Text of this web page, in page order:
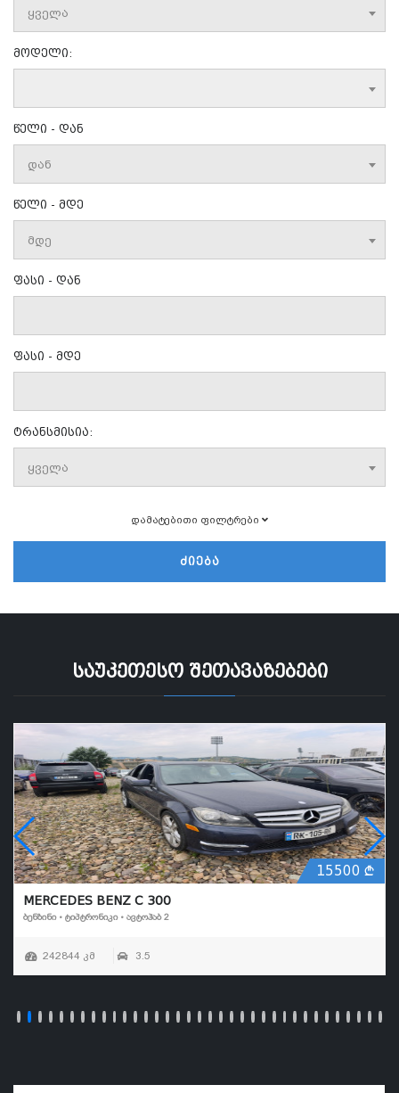
ყველა
მოდელი:
წელი - დან
დან
წელი - მდე
მდე
ფასი - დან
ფასი - მდე
ტრანსმისია:
ყველა
დამატებითი ფილტრები
ᲫᲘᲔᲑᲐ
საუკეთესო შეთავაზებები
15500
MERCEDES BENZ C 300
ᲑᲔᲜᲖᲘᲜᲘ • ᲢᲘᲞᲢᲠᲝᲜᲘᲙᲘ • ᲐᲕᲢᲝᲰᲐᲑ 2
242844 კმ 3.5